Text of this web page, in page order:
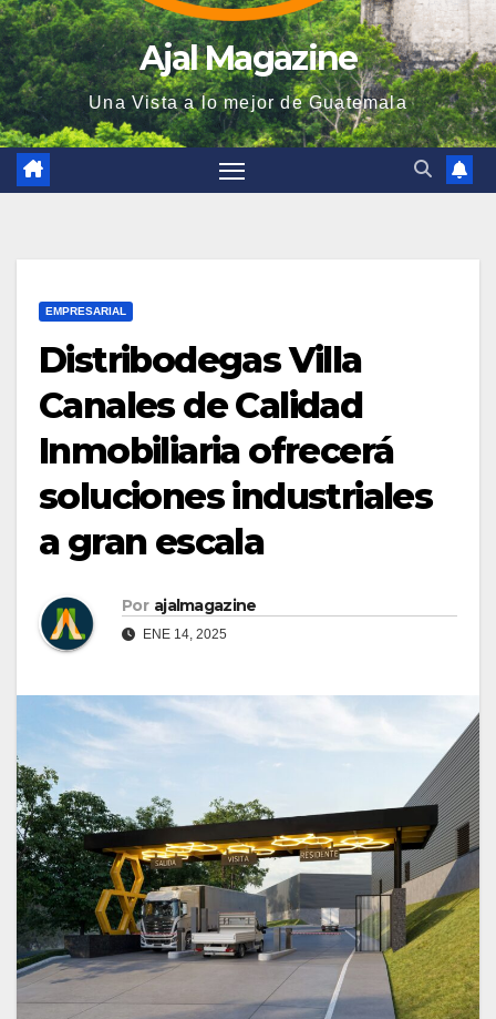
Ajal Magazine
Una Vista a lo mejor de Guatemala
EMPRESARIAL
Distribodegas Villa
Canales de Calidad
Inmobiliaria ofrecerá
soluciones industriales
a gran escala
Por ajalmagazine
ENE 14, 2025